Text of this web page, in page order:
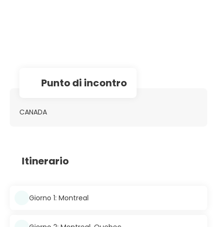
Punto di incontro
CANADA
Itinerario
Giorno 1: Montreal